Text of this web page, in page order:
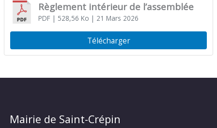
Règlement intérieur de l’assemblée
PDF| 528,56 Ko | 21 Mars 2026
Télécharger
Mairie de Saint-Crépin